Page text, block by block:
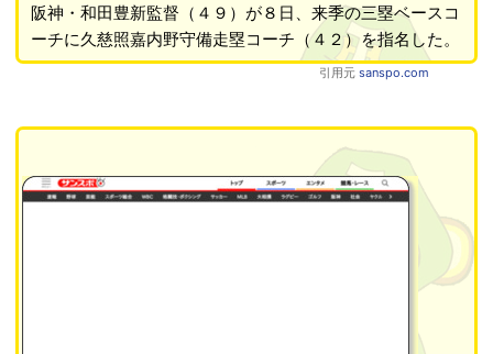
阪神・和田豊新監督（４９）が８日、来季の三塁ベースコ
ーチに久慈照嘉内野守備走塁コーチ（４２）を指名した。
引用元 sanspo.com